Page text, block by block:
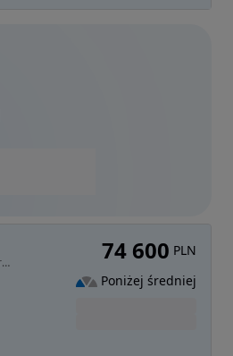
1997 cm3 • 252 KM • Ford Edge 2023 benzyna 2.0 EcoBoost, 252 KM, napęd 4x4. Wersja SEL 74 600 PLN
Poniżej średniej